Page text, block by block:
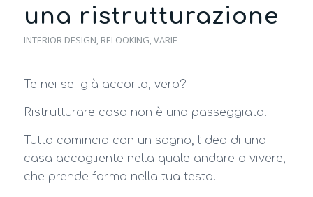
una ristrutturazione
INTERIOR DESIGN, RELOOKING,VARIE
Te nei sei già accorta, vero?
Ristrutturare casa non è una passeggiata!
Tutto comincia con un sogno, l’idea di una
casa accogliente nella quale andare a vivere,
che prende forma nella tua testa.